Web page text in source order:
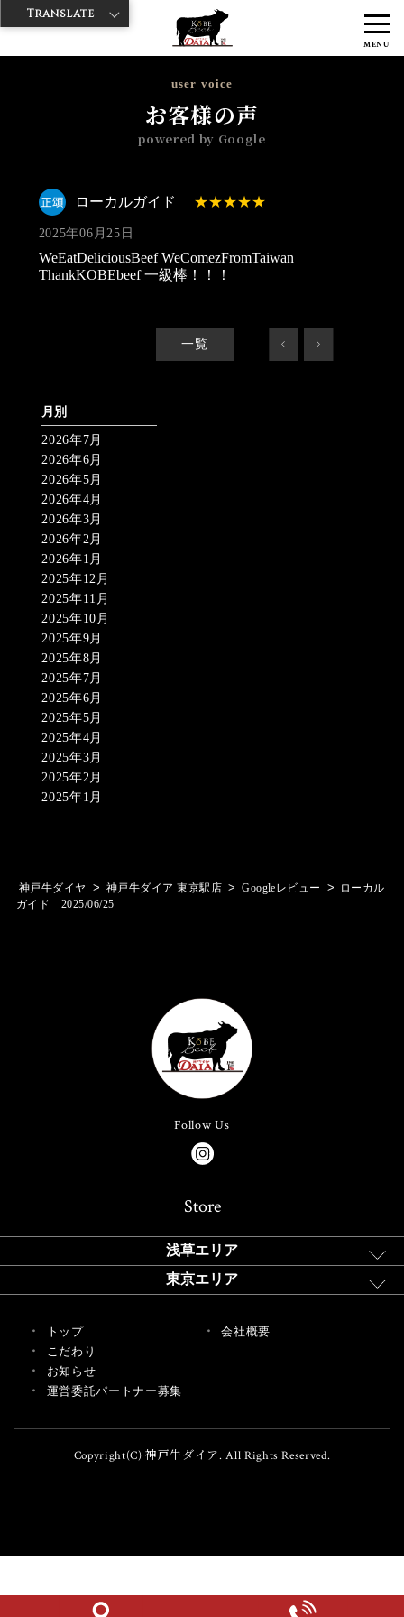
MENU
神戸牛ダイヤ > 神戸牛ダイア 東京駅店
ローカル
user voice
お客様の声
powered by Google
ローカルガイド
2025年06月25日
WeEatDeliciousBeef WeComezFromTaiwan
ThankKOBEbeef 一級棒！！！
一覧 < >
月別
2026年7月
2026年6月
2026年5月
2026年4月
2026年3月
2026年2月
2026年1月
2025年12月
2025年11月
2025年10月
2025年9月
2025年8月
2025年7月
2025年6月
2025年5月
2025年4月
2025年3月
2025年2月
2025年1月
神戸牛ダイヤ > 神戸牛ダイア 東京駅店 > Googleレビュー >
ローカル
ガイド 2025/06/25
Follow Us
Store
浅草エリア
東京エリア
トップ
こだわり
お知らせ
運営委託パートナー募集
会社概要
Copyright(C) 神戸牛ダイア. All Rights Reserved.
Translate